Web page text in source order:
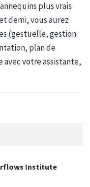
plus vrais
demi, vous aurez
(gestuelle, gestion
plan de
votre assistante,
Institute